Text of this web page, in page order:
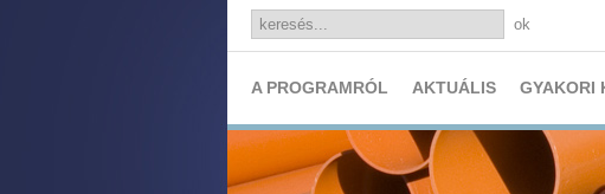
ok
A PROGRAMRÓL AKTUÁLIS GYAKORI